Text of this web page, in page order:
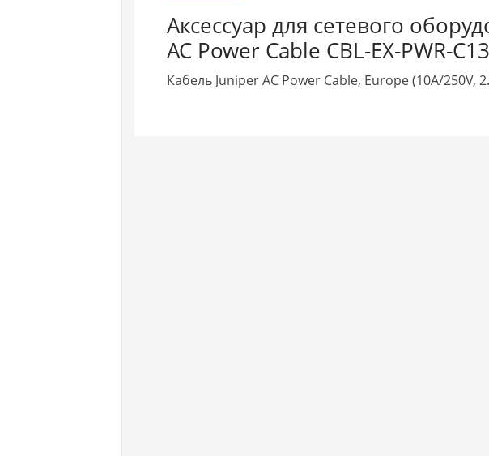
Аксессуар для сетевого
AC Power Cable CBL-EX-PWR-
Кабель Juniper AC Power Cable, Europe (10A/250V,